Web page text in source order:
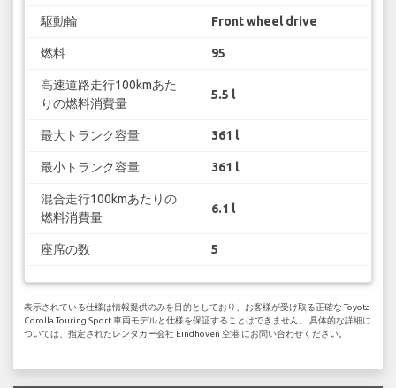
駆動輪 Front wheel drive
燃料 95
高速道路走行100kmあた
りの燃料消費量
5.5 l
最大トランク容量 361 l
最小トランク容量 361 l
混合走行100kmあたりの
燃料消費量
6.1 l
座席の数 5
表示されている仕様は情報提供のみを目的としており、お客様が受け取る正確な Toyota
Corolla Touring Sport 車両モデルと仕様を保証することはできません。 具体的な詳細に
ついては、指定されたレンタカー会社 Eindhoven 空港 にお問い合わせください。